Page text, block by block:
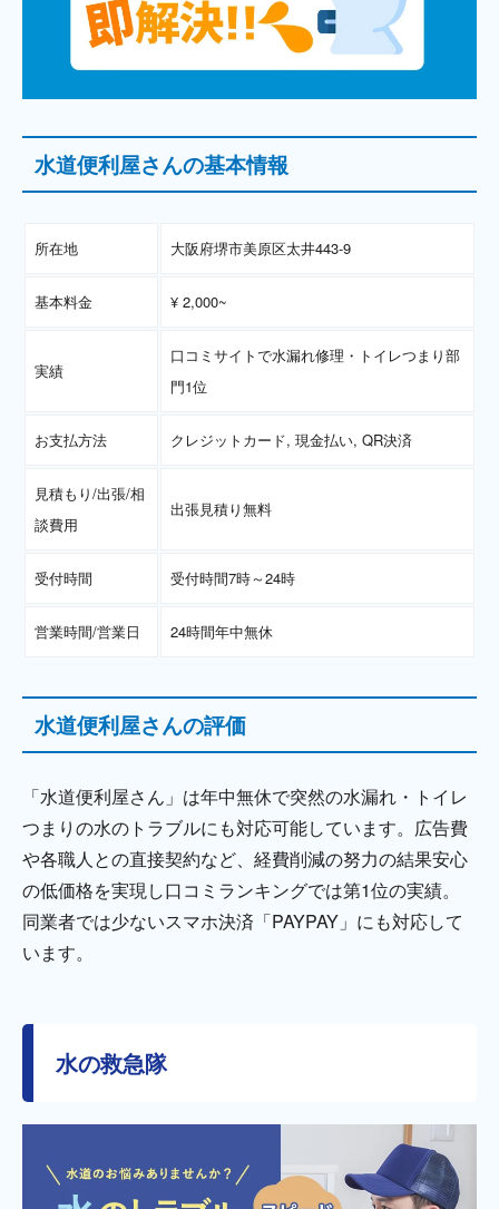
水道便利屋さんの基本情報
所在地 大阪府堺市美原区太井443-9
基本料金 ¥ 2,000~
実績
口コミサイトで水漏れ修理・トイレつまり部
門1位
お支払方法 クレジットカード, 現金払い, QR決済
見積もり/出張/相
談費用
出張見積り無料
受付時間 受付時間7時～24時
営業時間/営業日 24時間年中無休
水道便利屋さんの評価
「水道便利屋さん」は年中無休で突然の水漏れ・トイレ
つまりの水のトラブルにも対応可能しています。広告費
や各職人との直接契約など、経費削減の努力の結果安心
の低価格を実現し口コミランキングでは第1位の実績。
同業者では少ないスマホ決済「PAYPAY」にも対応して
います。
水の救急隊